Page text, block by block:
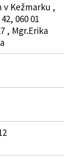
Kežmarku ,
060 01
, Mgr.Erika